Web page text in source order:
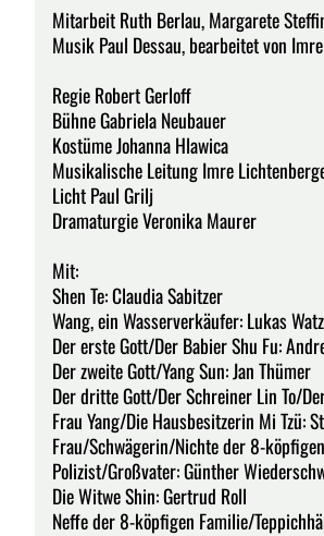
Mitarbeit Ruth Berlau, Margarete
Musik Paul Dessau, bearbeitet von
Regie Robert Gerloff
Bühne Gabriela Neubauer
Kostüme Johanna Hlawica
Musikalische Leitung Imre
Licht Paul Grilj
Dramaturgie Veronika Maurer
Mit:
Shen Te: Claudia Sabitzer
Wang, ein Wasserverkäufer: Lukas
Der erste Gott/Der Babier Shu Fu:
Der zweite Gott/Yang Sun: Jan Thümer
Der dritte Gott/Der Schreiner Lin To/
Frau Yang/Die Hausbesitzerin Mi Tzü:
Frau/Schwägerin/Nichte der 8-
Polizist/Großvater: Günther
Die Witwe Shin: Gertrud Roll
Neffe der 8-köpfigen Familie/